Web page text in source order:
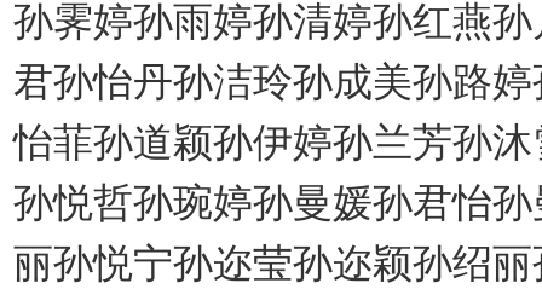
孙霁婷孙雨婷孙清婷孙红燕
君孙怡丹孙洁玲孙成美孙路
怡菲孙道颖孙伊婷孙兰芳孙
孙悦哲孙琬婷孙曼媛孙君怡
丽孙悦宁孙迩莹孙迩颖孙绍